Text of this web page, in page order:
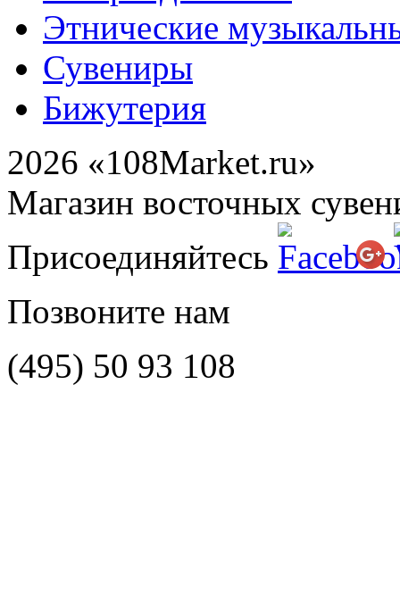
Этнические
Сувениры
Бижутерия
2026 «108Market.ru»
Магазин восточных
Присоединяйтесь
Позвоните нам
(495) 50 93 108